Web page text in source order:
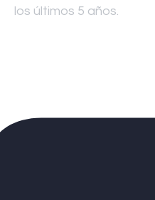
los últimos 5 años.